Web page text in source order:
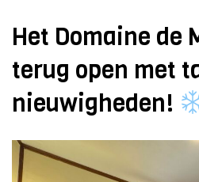
Het Domaine de
terug open met
nieuwigheden!